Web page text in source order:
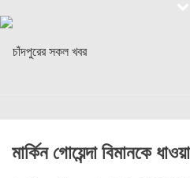
মার্কিন গোয়েন্দা বিমানকে